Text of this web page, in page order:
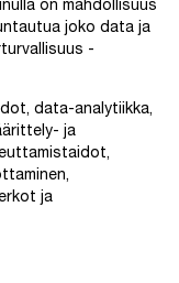
on mahdollisuus
joko data ja
-
data-analytiikka,
ja
ja